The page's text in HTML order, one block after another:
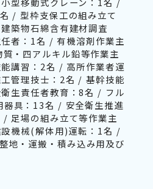
/ 型枠支保工の組み立て
築物石綿含有建材調査
者：1名 / 有機溶剤作業主
・四アルキル鉛等作業主
講習：2名 / 高所作業者運
管理技士：2名 / 基幹技能
生責任者教育：8名 / フル
器具：13名 / 安全衛生推進
足場の組み立て等作業主
機械(解体用)運転：1名 /
地・運搬・積み込み用及び